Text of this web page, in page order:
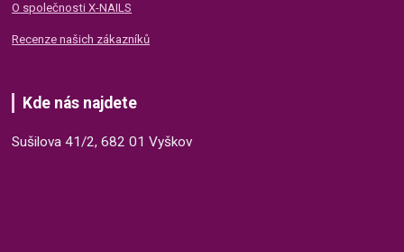
O společnosti X-NAILS
Recenze našich zákazníků
Kde nás najdete
Sušilova 41/2, 682 01 Vyškov